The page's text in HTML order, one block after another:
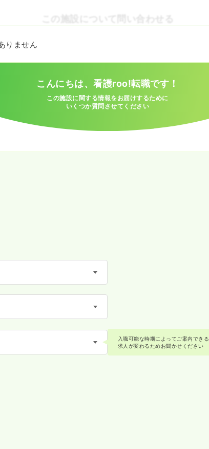
この施設について問い合わせる
りません
こんにちは、看護roo!転職です！
この施設に関する情報をお届けするために
いくつか質問させてください
入職可能な時期によってご案内できる
求人が変わるためお聞かせください